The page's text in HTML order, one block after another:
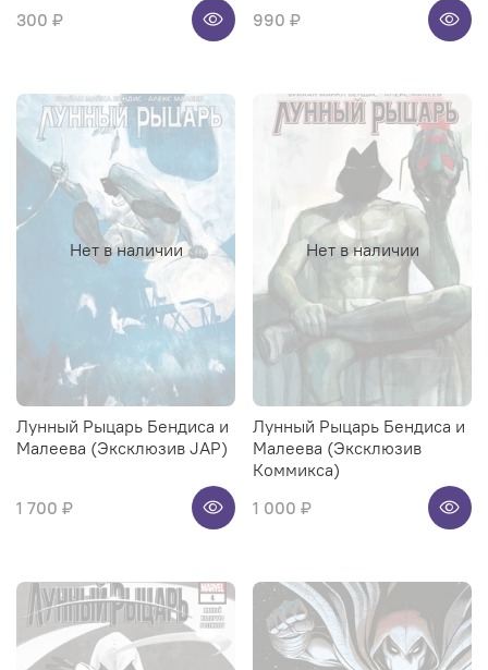
300 ₽
990 ₽
Нет в наличии
Лунный Рыцарь Бендиса и
Малеева (Эксклюзив JAP)
1 700 ₽
Нет в наличии
Лунный Рыцарь Бендиса и
Малеева (Эксклюзив
Коммикса)
1 000 ₽